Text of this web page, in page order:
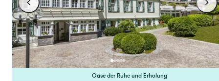
Oase der Ruhe und Erholung